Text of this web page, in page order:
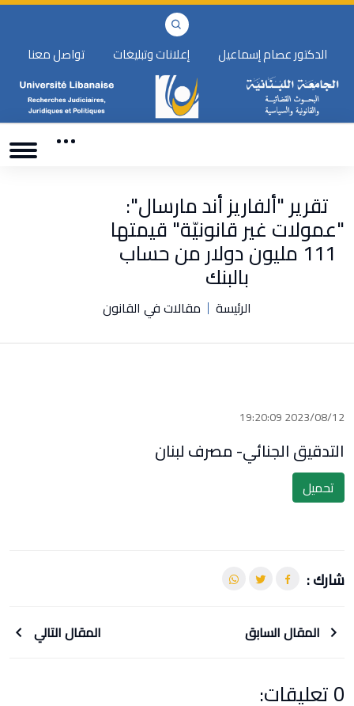
الدكتور عصام إسماعيل إعلانات وتبليغات تواصل معنا
تقرير "ألفاريز أند مارسال":
"عمولات غير قانونيّة" قيمتها
111 مليون دولار من حساب
بالبنك
الرئيسة مقالات في القانون
2023/08/12 19:20:09
التدقيق الجنائي- مصرف لبنان
تحميل
شارك :
المقال السابق المقال التالي
0 تعليقات: